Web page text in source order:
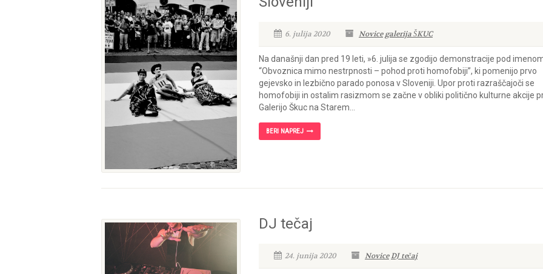
6. julija 2020 Novicegalerija ŠKUC
Na današnji dan pred 19 leti, »6. julija se zgodijo demonstracije pod
“Obvoznica mimo nestrpnosti – pohod proti homofobiji”, ki pomenijo prvo
gejevsko in lezbično parado ponosa v Sloveniji. Upor proti razraščajoči se
homofobiji in ostalim rasizmom se začne v obliki politično kulturne akcije
Galerijo Škuc na Starem...
BERI NAPREJ
DJ tečaj
24. junija 2020 NoviceDJ tečaj